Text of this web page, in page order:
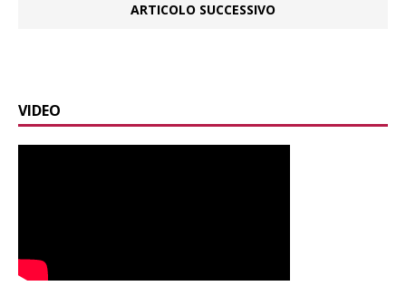
ARTICOLO SUCCESSIVO
VIDEO